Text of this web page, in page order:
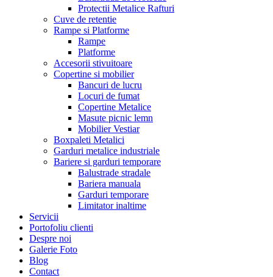
Protectii Metalice Rafturi
Cuve de retentie
Rampe si Platforme
Rampe
Platforme
Accesorii stivuitoare
Copertine si mobilier
Bancuri de lucru
Locuri de fumat
Copertine Metalice
Masute picnic lemn
Mobilier Vestiar
Boxpaleti Metalici
Garduri metalice industriale
Bariere si garduri temporare
Balustrade stradale
Bariera manuala
Garduri temporare
Limitator inaltime
Servicii
Portofoliu clienti
Despre noi
Galerie Foto
Blog
Contact